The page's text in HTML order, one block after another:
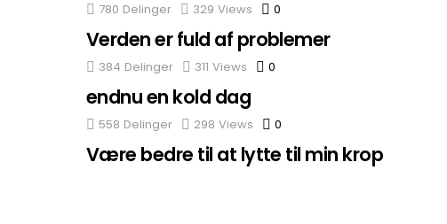
780 Delinger 329 Views 0
Verden er fuld af problemer
384 Delinger 311 Views 0
endnu en kold dag
558 Delinger 298 Views 0
Være bedre til at lytte til min krop